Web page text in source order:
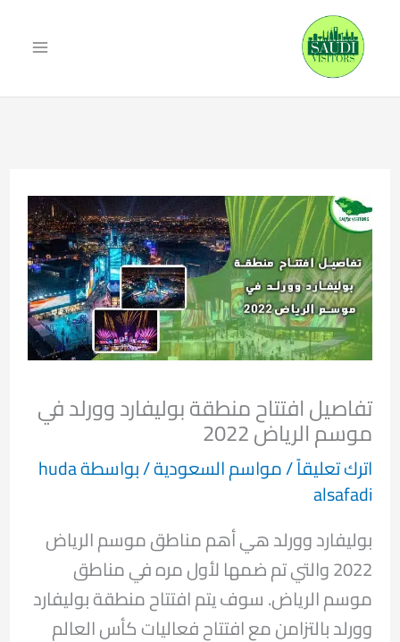
تفاصيل افتتاح منطقة بوليفارد وورلد في
موسم الرياض 2022
اترك تعليقاً/مواسم السعودية/ بواسطةhuda
alsafadi
بوليفارد وورلد هي أهم مناطق موسم الرياض
2022 والتي تم ضمها لأول مره في مناطق
موسم الرياض. سوف يتم افتتاح منطقة بوليفارد
وورلد بالتزامن مع افتتاح فعاليات كأس العالم